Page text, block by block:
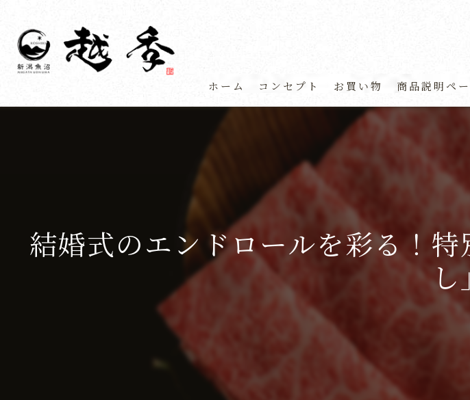
ホーム コンセプト お買い物 商品説明ペ
結婚式のエンドロールを彩る！
し